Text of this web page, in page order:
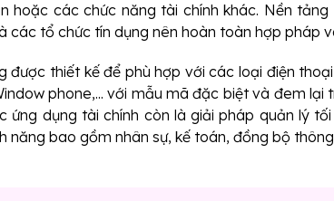
hoặc các chức năng tài chính khác. Nền
các tổ chức tín dụng nên hoàn toàn hợp pháp
được thiết kế để phù hợp với các loại điện
phone,... với mẫu mã đặc biệt và đem
ứng dụng tài chính còn là giải pháp quản lý
năng bao gồm nhân sự, kế toán, đồng bộ